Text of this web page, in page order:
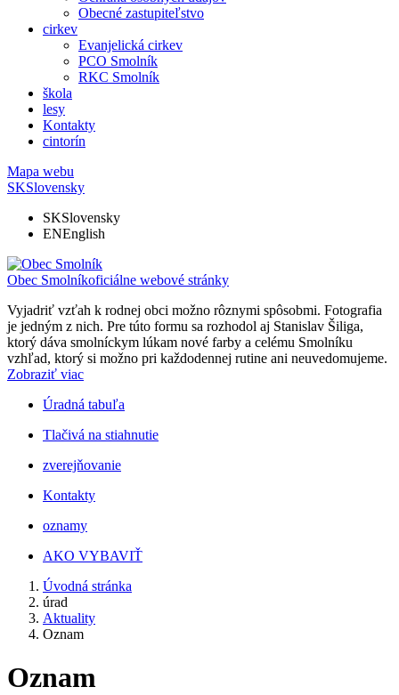
Obecné zastupiteľstvo
cirkev
Evanjelická cirkev
PCO Smolník
RKC Smolník
škola
lesy
Kontakty
cintorín
Mapa webu
SKSlovensky
SKSlovensky
ENEnglish
Obec Smolníkoficiálne webové stránky
Vyjadriť vzťah k rodnej obci možno rôznymi spôsobmi. Fotografia
je jedným z nich. Pre túto formu sa rozhodol aj Stanislav Šiliga,
ktorý dáva smolníckym lúkam nové farby a celému Smolníku
vzhľad, ktorý si možno pri každodennej rutine ani neuvedomujeme.
Zobraziť viac
Úradná tabuľa
Tlačivá na stiahnutie
zverejňovanie
Kontakty
oznamy
AKO VYBAVIŤ
Úvodná stránka
úrad
Aktuality
Oznam
Oznam